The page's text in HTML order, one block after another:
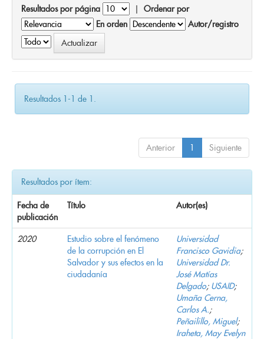
Resultados por página | Ordenar por
En orden
Autor/registro
Resultados 1-1 de 1.
Anterior 1 Siguiente
Resultados por ítem:
Fecha de
publicación
Título Autor(es)
2020
Estudio sobre el fenómeno
de la corrupción en El
Salvador y sus efectos en la
ciudadanía
Universidad
Francisco Gavidia;
Universidad Dr.
José Matías
Delgado; USAID;
Umaña Cerna,
Carlos A.;
Peñailillo, Miguel;
Iraheta, May Evelyn